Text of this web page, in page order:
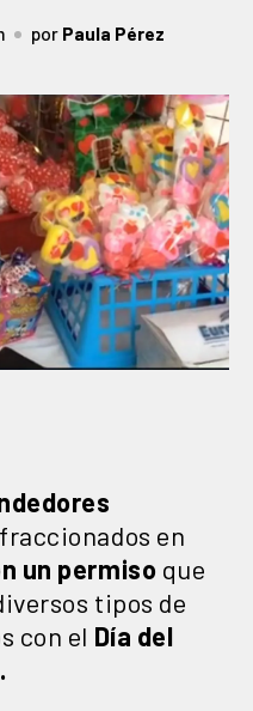
por Paula Pérez
en
un permiso que
tipos de
con el Día del